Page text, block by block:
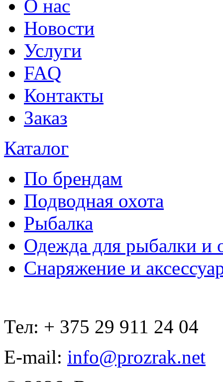
О нас
Новости
Услуги
FAQ
Контакты
Заказ
Каталог
По брендам
Подводная охота
Рыбалка
Одежда для рыбалки и
Снаряжение и
Тел: + 375 29 911 24 04
E-mail: info@prozrak.net